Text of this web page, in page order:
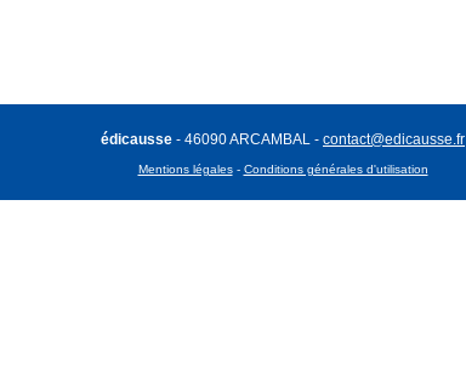
édicausse - 46090 ARCAMBAL - contact@edicausse.fr
Mentions légales- Conditions générales d'utilisation